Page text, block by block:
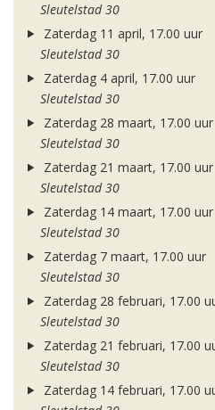
Sleutelstad 30
Zaterdag 11 april, 17.00 uur
Sleutelstad 30
Zaterdag 4 april, 17.00 uur
Sleutelstad 30
Zaterdag 28 maart, 17.00 uur
Sleutelstad 30
Zaterdag 21 maart, 17.00 uur
Sleutelstad 30
Zaterdag 14 maart, 17.00 uur
Sleutelstad 30
Zaterdag 7 maart, 17.00 uur
Sleutelstad 30
Zaterdag 28 februari, 17.00
Sleutelstad 30
Zaterdag 21 februari, 17.00
Sleutelstad 30
Zaterdag 14 februari, 17.00